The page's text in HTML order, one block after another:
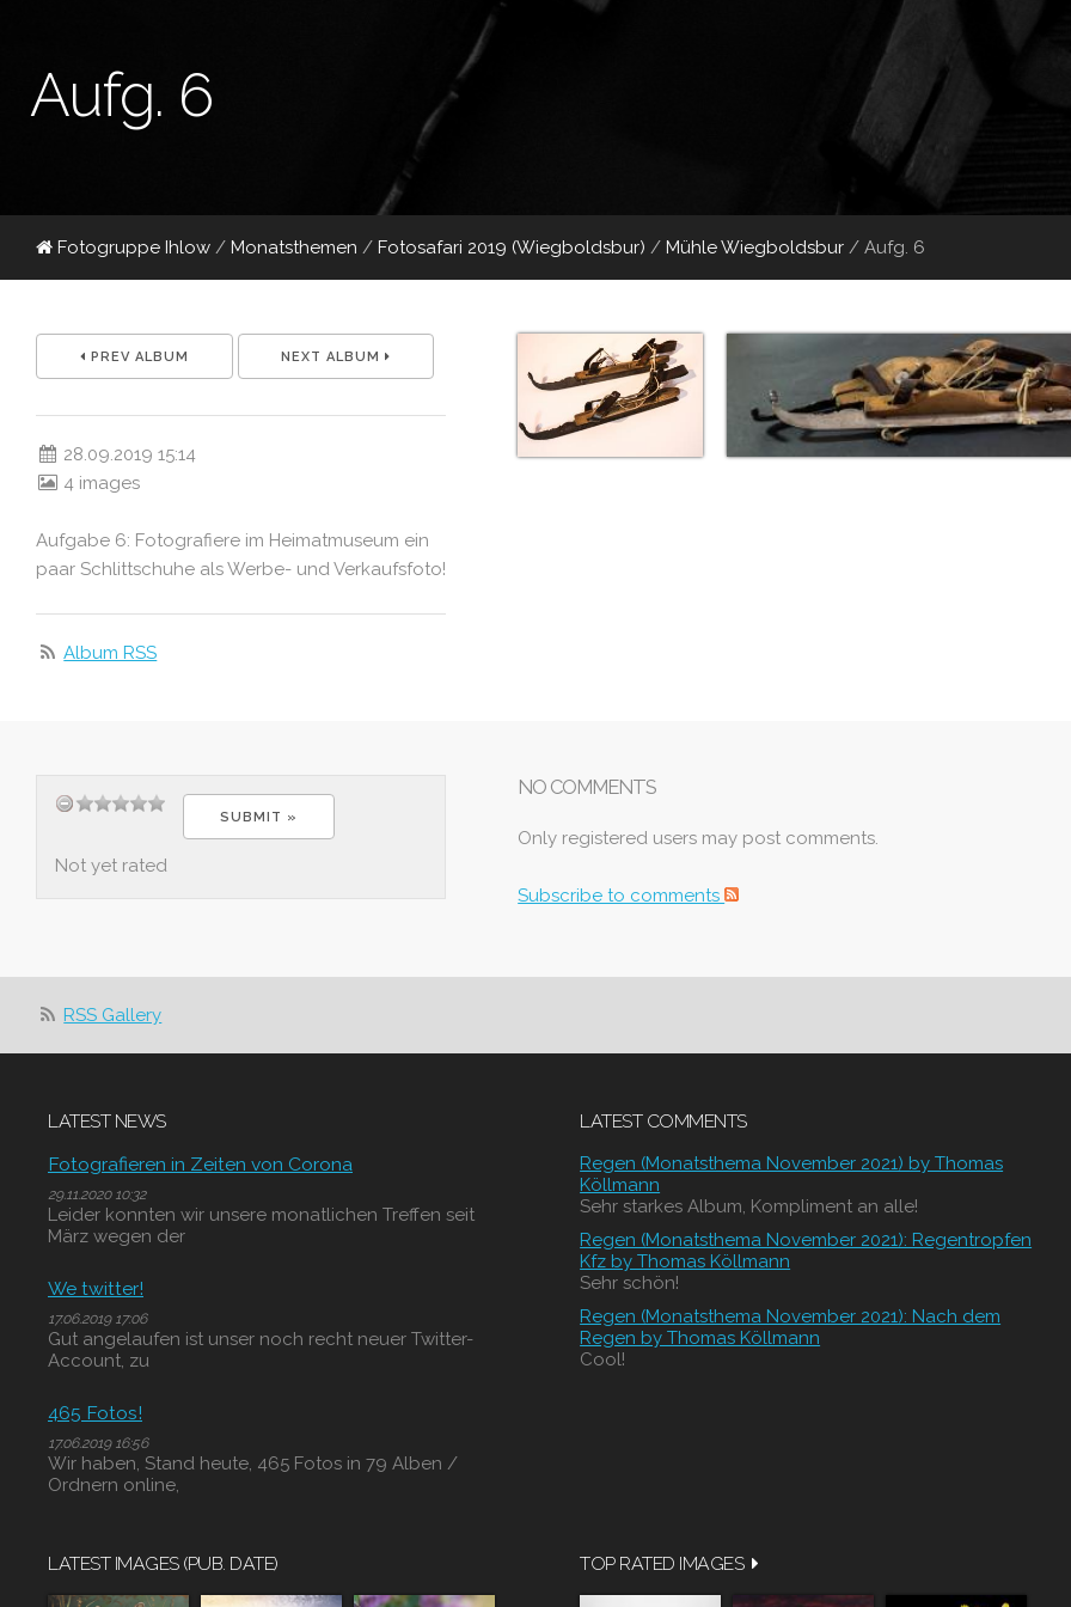
Aufg. 6
Fotogruppe Ihlow / Monatsthemen / Fotosafari 2019 (Wiegboldsbur) / Mühle Wiegboldsbur / Aufg. 6
PREV ALBUM NEXT ALBUM
28.09.2019 15:14
4 images
Aufgabe 6: Fotografiere im Heimatmuseum ein
paar Schlittschuhe als Werbe- und Verkaufsfoto!
Album RSS
Not yet rated
NO COMMENTS
Only registered users may post comments.
Subscribe to comments
RSS Gallery
LATEST NEWS
Fotografieren in Zeiten von Corona
29.11.2020 10:32
Leider konnten wir unsere monatlichen Treffen seit
März wegen der
We twitter!
17.06.2019 17:06
Gut angelaufen ist unser noch recht neuer Twitter-
Account, zu
465 Fotos!
17.06.2019 16:56
Wir haben, Stand heute, 465 Fotos in 79 Alben /
Ordnern online,
LATEST COMMENTS
Regen (Monatsthema November 2021) by Thomas
Köllmann
Sehr starkes Album, Kompliment an alle!
Regen (Monatsthema November 2021): Regentropfen
Kfz by Thomas Köllmann
Sehr schön!
Regen (Monatsthema November 2021): Nach dem
Regen by Thomas Köllmann
Cool!
LATEST IMAGES (PUB. DATE) TOP RATED IMAGES